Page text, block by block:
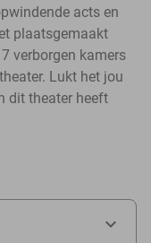
acts en
plaatsgemaakt
verborgen kamers
Lukt het jou
dit theater heeft